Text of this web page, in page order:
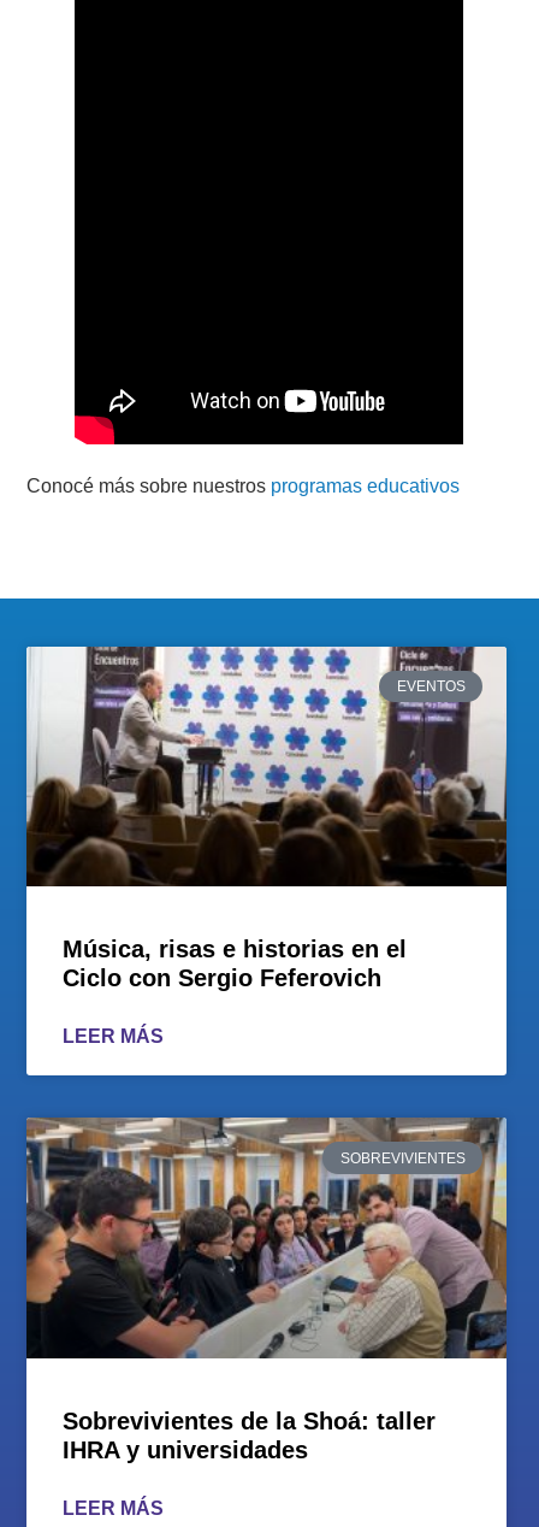
Conocé más sobre nuestros programas educativos
EVENTOS
Música, risas e historias en el
Ciclo con Sergio Feferovich
LEER MÁS
SOBREVIVIENTES
Sobrevivientes de la Shoá: taller
IHRA y universidades
LEER MÁS